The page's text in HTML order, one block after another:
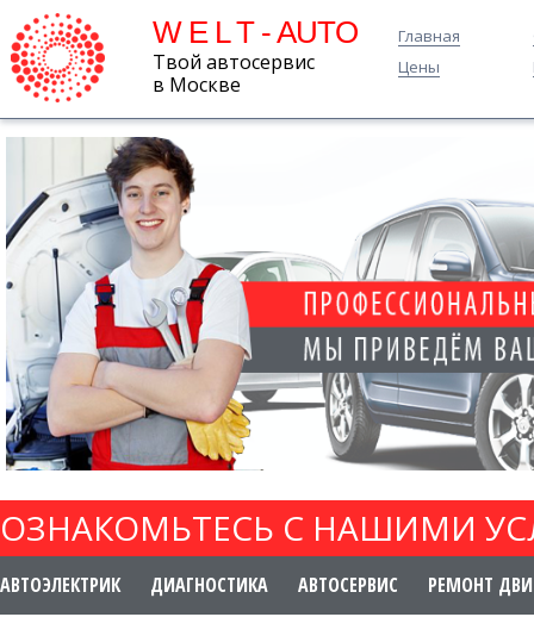
W E L T - AUTO
Твой автосервис
в Москве
Главная
Цены
ОЗНАКОМЬТЕСЬ С НАШИМИ
АВТОЭЛЕКТРИК ДИАГНОСТИКА АВТОСЕРВИС РЕМОНТ